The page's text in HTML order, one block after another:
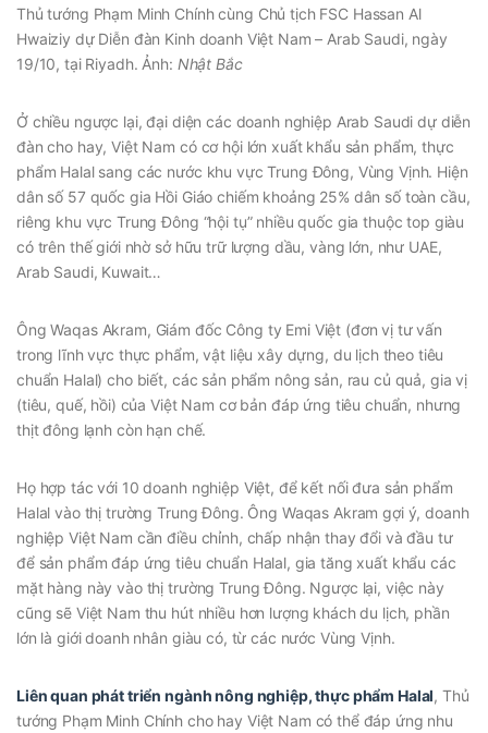
Thủ tướng Phạm Minh Chính cùng Chủ tịch FSC Hassan Al
Hwaiziy dự Diễn đàn Kinh doanh Việt Nam – Arab Saudi, ngày
19/10, tại Riyadh. Ảnh: Nhật Bắc
Ở chiều ngược lại, đại diện các doanh nghiệp Arab Saudi dự diễn
đàn cho hay, Việt Nam có cơ hội lớn xuất khẩu sản phẩm, thực
phẩm Halal sang các nước khu vực Trung Đông, Vùng Vịnh. Hiện
dân số 57 quốc gia Hồi Giáo chiếm khoảng 25% dân số toàn cầu,
riêng khu vực Trung Đông “hội tụ” nhiều quốc gia thuộc top giàu
có trên thế giới nhờ sở hữu trữ lượng dầu, vàng lớn, như UAE,
Arab Saudi, Kuwait…
Ông Waqas Akram, Giám đốc Công ty Emi Việt (đơn vị tư vấn
trong lĩnh vực thực phẩm, vật liệu xây dựng, du lịch theo tiêu
chuẩn Halal) cho biết, các sản phẩm nông sản, rau củ quả, gia vị
(tiêu, quế, hồi) của Việt Nam cơ bản đáp ứng tiêu chuẩn, nhưng
thịt đông lạnh còn hạn chế.
Họ hợp tác với 10 doanh nghiệp Việt, để kết nối đưa sản phẩm
Halal vào thị trường Trung Đông. Ông Waqas Akram gợi ý, doanh
nghiệp Việt Nam cần điều chỉnh, chấp nhận thay đổi và đầu tư
để sản phẩm đáp ứng tiêu chuẩn Halal, gia tăng xuất khẩu các
mặt hàng này vào thị trường Trung Đông. Ngược lại, việc này
cũng sẽ Việt Nam thu hút nhiều hơn lượng khách du lịch, phần
lớn là giới doanh nhân giàu có, từ các nước Vùng Vịnh.
Liên quan phát triển ngành nông nghiệp, thực phẩm Halal, Thủ
tướng Phạm Minh Chính cho hay Việt Nam có thể đáp ứng nhu